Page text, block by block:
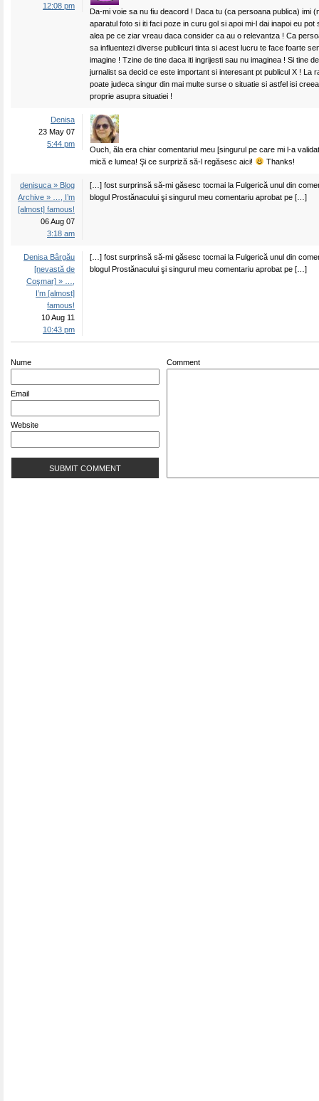
12:08 pm
Da-mi voie sa nu fiu deacord ! Daca tu (ca persoana publica) imi
aparatul foto si iti faci poze in curu gol si apoi mi-l dai inapoi eu pot
alea pe ce ziar vreau daca consider ca au o relevantza ! Ca
sa influentezi diverse publicuri tinta si acest lucru te face foarte
imagine ! Tzine de tine daca iti ingrijesti sau nu imaginea ! Si tine
jurnalist sa decid ce este important si interesant pt publicul X ! La
poate judeca singur din mai multe surse o situatie si astfel isi
proprie asupra situatiei !
Denisa
23 May 07
5:44 pm
Ouch, ăla era chiar comentariul meu [singurul pe care mi l-a
mică e lumea! Şi ce surpriză să-l regăsesc aici!
Thanks!
denisuca » Blog
Archive » …, I’m
[almost] famous!
06 Aug 07
3:18 am
[…] fost surprinsă să-mi găsesc tocmai la Fulgerică unul din
blogul Prostănacului şi singurul meu comentariu aprobat pe […]
Denisa Bârgău
[nevastă de
Coşmar] » …,
I’m [almost]
famous!
10 Aug 11
10:43 pm
[…] fost surprinsă să-mi găsesc tocmai la Fulgerică unul din
blogul Prostănacului şi singurul meu comentariu aprobat pe […]
Nume
Email
Website
Comment